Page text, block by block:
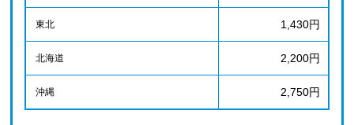
東北 1,430円
北海道 2,200円
沖縄 2,750円